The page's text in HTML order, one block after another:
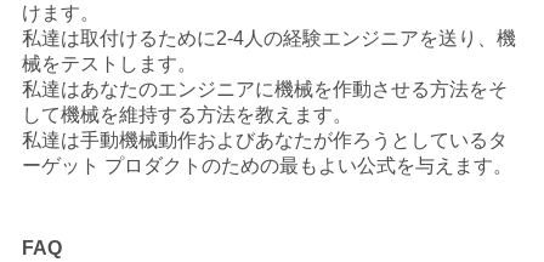
けます。
私達は取付けるために2-4人の経験エンジニアを送り、機
械をテストします。
私達はあなたのエンジニアに機械を作動させる方法をそ
して機械を維持する方法を教えます。
私達は手動機械動作およびあなたが作ろうとしているタ
ーゲット プロダクトのための最もよい公式を与えます。
FAQ